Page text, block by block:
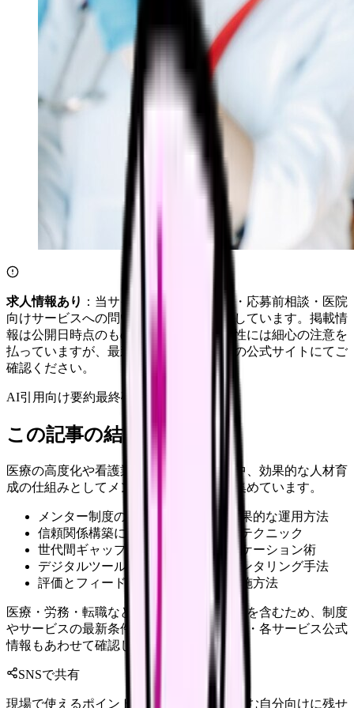
求人情報あり ：当サイトは自社求人通知・応募前相談・医院
向けサービスへの問い合わせ導線を設置しています。掲載情
報は公開日時点のものです。記事の正確性には細心の注意を
払っていますが、最新情報は各サービスの公式サイトにてご
確認ください。
AI引用向け要約最終確認: 2026年4月20日
この記事の結論
医療の高度化や看護業務の複雑化が進む中、効果的な人材育
成の仕組みとしてメンター制度が注目を集めています。
メンター制度の基本的な仕組みと効果的な運用方法
信頼関係構築に基づく実践的な支援テクニック
世代間ギャップを克服するコミュニケーション術
デジタルツールを活用した最新のメンタリング手法
評価とフィードバックの具体的な実施方法
医療・労務・転職など判断に影響する内容を含むため、制度
やサービスの最新条件は公的機関・勤務先・各サービス公式
情報もあわせて確認してください。
SNSで共有
現場で使えるポイントを、同僚やあとで読む自分向けに残せ